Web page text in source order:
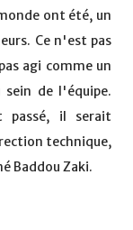
ont été, un
Ce n'est pas
agi comme un
sein de l'équipe.
passé, il serait
technique,
Baddou Zaki.